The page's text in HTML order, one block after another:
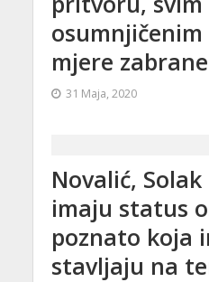
mjere zabrane
31 Maja, 2020
Novalić,
imaju status
poznato koja
stavljaju na